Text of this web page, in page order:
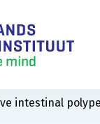
intestinal